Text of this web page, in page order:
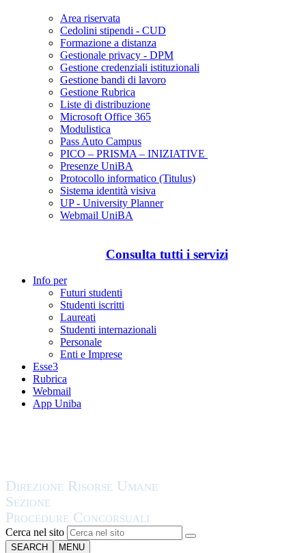
Area riservata
Cedolini stipendi - CUD
Formazione a distanza
Gestionale privacy - DPM
Gestione credenziali istituzionali
Gestione bandi di lavoro
Gestione Rubrica
Liste di distribuzione
Microsoft Office 365
Modulistica
Pass Auto Campus
PICO – PRISMA – INIZIATIVE
Presenze UniBA
Protocollo informatico (Titulus)
Sistema identità visiva
UP - University Planner
Webmail UniBA
Consulta tutti i servizi
Info per
Futuri studenti
Studenti iscritti
Laureati
Studenti internazionali
Personale
Enti e Imprese
Esse3
Rubrica
Webmail
App Uniba
Cerca nel sito
SEARCH MENU